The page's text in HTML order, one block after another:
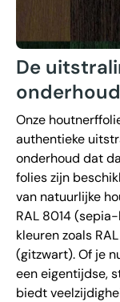
De
onderhoud
Onze
authentieke
onderhoud dat
folies zijn
van natuurlijke
RAL 8014
kleuren zoals
(gitzwart). Of je
een eigentijdse,
biedt